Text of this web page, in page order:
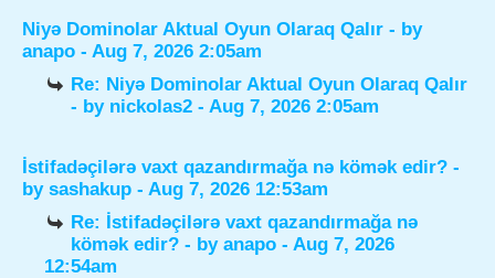
Niyə Dominolar Aktual Oyun Olaraq Qalır - by
anapo - Aug 7, 2026 2:05am
Re: Niyə Dominolar Aktual Oyun Olaraq Qalır
- by nickolas2 - Aug 7, 2026 2:05am
İstifadəçilərə vaxt qazandırmağa nə kömək edir? -
by sashakup - Aug 7, 2026 12:53am
Re: İstifadəçilərə vaxt qazandırmağa nə
kömək edir? - byanapo - Aug 7, 2026
12:54am